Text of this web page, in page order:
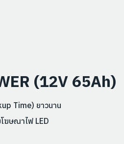
(12V 65Ah)
Time) ยาวนาน
ฆษณาไฟ LED